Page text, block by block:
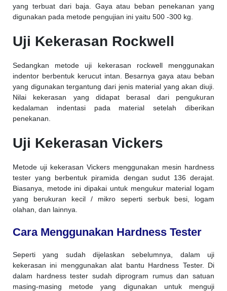
yang terbuat dari baja. Gaya atau beban penekanan yang
digunakan pada metode pengujian ini yaitu 500 -300 kg.
Uji Kekerasan Rockwell
Sedangkan metode uji kekerasan rockwell menggunakan
indentor berbentuk kerucut intan. Besarnya gaya atau beban
yang digunakan tergantung dari jenis material yang akan diuji.
Nilai kekerasan yang didapat berasal dari pengukuran
kedalaman indentasi pada material setelah diberikan
penekanan.
Uji Kekerasan Vickers
Metode uji kekerasan Vickers menggunakan mesin hardness
tester yang berbentuk piramida dengan sudut 136 derajat.
Biasanya, metode ini dipakai untuk mengukur material logam
yang berukuran kecil / mikro seperti serbuk besi, logam
olahan, dan lainnya.
Cara Menggunakan Hardness Tester
Seperti yang sudah dijelaskan sebelumnya, dalam uji
kekerasan ini menggunakan alat bantu Hardness Tester. Di
dalam hardness tester sudah diprogram rumus dan satuan
masing-masing metode yang digunakan untuk menguji